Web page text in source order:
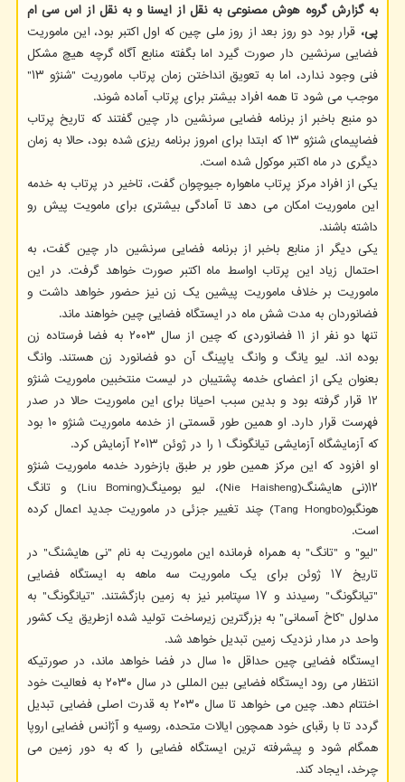
به گزارش گروه هوش مصنوعی به نقل از ایسنا و به نقل از اس سی ام
پی، قرار بود دو روز بعد از روز ملی چین که اول اکتبر بود، این ماموریت
فضایی سرنشین دار صورت گیرد اما بگفته منابع آگاه گرچه هیچ مشکل
فنی وجود ندارد، اما به تعویق انداختن زمان پرتاب ماموریت "شنژو ۱۳"
موجب می شود تا همه افراد بیشتر برای پرتاب آماده شوند.
دو منبع باخبر از برنامه فضایی سرنشین دار چین گفتند که تاریخ پرتاب
فضاپیمای شنژو ۱۳ که ابتدا برای امروز برنامه ریزی شده بود، حالا به زمان
دیگری در ماه اکتبر موکول شده است.
یکی از افراد مرکز پرتاب ماهواره جیوچوان گفت، تاخیر در پرتاب به خدمه
این ماموریت امکان می دهد تا آمادگی بیشتری برای مامویت پیش رو
داشته باشند.
یکی دیگر از منابع باخبر از برنامه فضایی سرنشین دار چین گفت، به
احتمال زیاد این پرتاب اواسط ماه اکتبر صورت خواهد گرفت. در این
ماموریت بر خلاف ماموریت پیشین یک زن نیز حضور خواهد داشت و
فضانوردان به مدت شش ماه در ایستگاه فضایی چین خواهند ماند.
تنها دو نفر از ۱۱ فضانوردی که چین از سال ۲۰۰۳ به فضا فرستاده زن
بوده اند. لیو یانگ و وانگ یاپینگ آن دو فضانورد زن هستند. وانگ
بعنوان یکی از اعضای خدمه پشتیبان در لیست منتخبین ماموریت شنژو
۱۲ قرار گرفته بود و بدین سبب احیانا برای این ماموریت حالا در صدر
فهرست قرار دارد. او همین طور قسمتی از خدمه ماموریت شنژو ۱۰ بود
که آزمایشگاه آزمایشی تیانگونگ ۱ را در ژوئن ۲۰۱۳ آزمایش کرد.
او افزود که این مرکز همین طور بر طبق بازخورد خدمه ماموریت شنژو
۱۲(نی هایشنگ(Nie Haisheng)، لیو بومینگ(Liu Boming) و تانگ
هونگبو(Tang Hongbo) چند تغییر جزئی در ماموریت جدید اعمال کرده
است.
"لیو" و "تانگ" به همراه فرمانده این ماموریت به نام "نی هایشنگ" در
تاریخ ۱۷ ژوئن برای یک ماموریت سه ماهه به ایستگاه فضایی
"تیانگونگ" رسیدند و ۱۷ سپتامبر نیز به زمین بازگشتند. "تیانگونگ" به
مدلول "کاخ آسمانی" به بزرگترین زیرساخت تولید شده ازطریق یک کشور
واحد در مدار نزدیک زمین تبدیل خواهد شد.
ایستگاه فضایی چین حداقل ۱۰ سال در فضا خواهد ماند، در صورتیکه
انتظار می رود ایستگاه فضایی بین المللی در سال ۲۰۳۰ به فعالیت خود
اختتام دهد. چین می خواهد تا سال ۲۰۳۰ به قدرت اصلی فضایی تبدیل
گردد تا با رقبای خود همچون ایالات متحده، روسیه و آژانس فضایی اروپا
همگام شود و پیشرفته ترین ایستگاه فضایی را که به دور زمین می
چرخد، ​​ایجاد کند.